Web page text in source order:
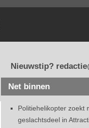
Nieuwstip?
Net binnen
Politiehelikopter zoekt
geslachtsdeel in